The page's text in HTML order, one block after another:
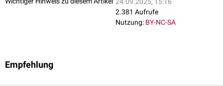
24.09.2025, 15:16
2.381 Aufrufe
Nutzung: BY-NC-SA
Empfehlung